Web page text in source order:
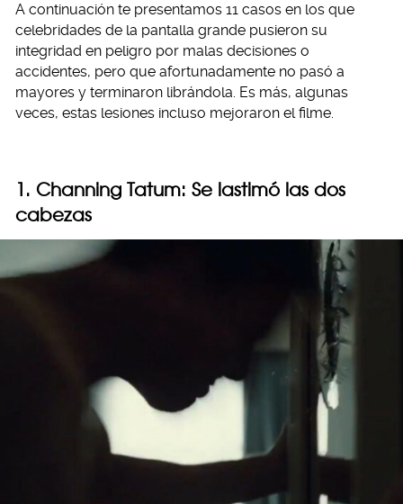
A continuación te presentamos 11 casos en los que
celebridades de la pantalla grande pusieron su
integridad en peligro por malas decisiones o
accidentes, pero que afortunadamente no pasó a
mayores y terminaron librándola. Es más, algunas
veces, estas lesiones incluso mejoraron el filme.
1. Channing Tatum: Se lastimó las dos
cabezas